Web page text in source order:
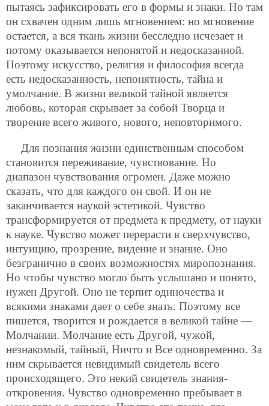
пытаясь зафиксировать его в формы и знаки. Но там
он схвачен одним лишь мгновением: но мгновение
остается, а вся ткань жизни бесследно исчезает и
потому оказывается непонятой и недосказанной.
Поэтому искусство, религия и философия всегда
есть недосказанность, непонятность, тайна и
умолчание. В жизни великой тайной является
любовь, которая скрывает за собой Творца и
творение всего живого, нового, неповторимого.
Для познания жизни единственным способом
становится переживание, чувствование. Но
диапазон чувствования огромен. Даже можно
сказать, что для каждого он свой. И он не
заканчивается наукой эстетикой. Чувство
трансформируется от предмета к предмету, от науки
к науке. Чувство может перерасти в сверхчувство,
интуицию, прозрение, видение и знание. Оно
безгранично в своих возможностях миропознания.
Но чтобы чувство могло быть услышано и понято,
нужен Другой. Оно не терпит одиночества и
всякими знаками дает о себе знать. Поэтому все
пишется, творится и рождается в великой тайне —
Молчании. Молчание есть Другой, чужой,
незнакомый, тайный, Ничто и Все одновременно. За
ним скрывается невидимый свидетель всего
происходящего. Это некий свидетель знания-
откровения. Чувство одновременно пребывает в